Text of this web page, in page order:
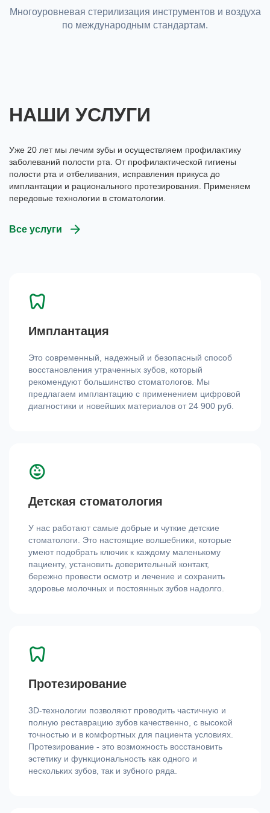
Многоуровневая стерилизация инструментов и воздуха
по международным стандартам.
НАШИ УСЛУГИ
Уже 20 лет мы лечим зубы и осуществляем профилактику
заболеваний полости рта. От профилактической гигиены
полости рта и отбеливания, исправления прикуса до
имплантации и рационального протезирования. Применяем
передовые технологии в стоматологии.
Все услуги
Имплантация
Это современный, надежный и безопасный способ
восстановления утраченных зубов, который
рекомендуют большинство стоматологов. Мы
предлагаем имплантацию с применением цифровой
диагностики и новейших материалов от 24 900 руб.
Детская стоматология
У нас работают самые добрые и чуткие детские
стоматологи. Это настоящие волшебники, которые
умеют подобрать ключик к каждому маленькому
пациенту, установить доверительный контакт,
бережно провести осмотр и лечение и сохранить
здоровье молочных и постоянных зубов надолго.
Протезирование
3D-технологии позволяют проводить частичную и
полную реставрацию зубов качественно, с высокой
точностью и в комфортных для пациента условиях.
Протезирование - это возможность восстановить
эстетику и функциональность как одного и
нескольких зубов, так и зубного ряда.